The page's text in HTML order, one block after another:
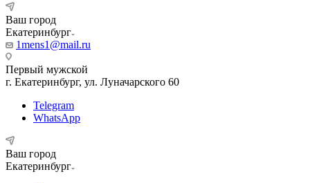
Ваш город
Екатеринбург
1mens1@mail.ru
Первый мужской
г. Екатеринбург, ул. Луначарского 60
Telegram
WhatsApp
Ваш город
Екатеринбург